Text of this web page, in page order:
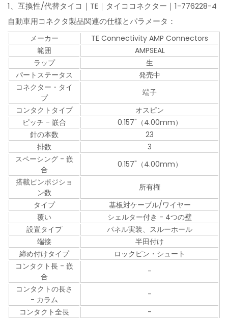
1、互換性/代替タイコ｜TE｜タイココネクター｜1-776228-4
自動車用コネクタ製品関連の仕様とパラメータ：
メーカー
TE Connectivity AMP Connectors
範囲
AMPSEAL
ラップ
生
パートステータス
発売中
コネクター・タイ
プ
端子
コンタクトタイプ
オスピン
ピッチ - 嵌合
0.157"（4.00mm）
針の本数
23
排数
3
スペーシング - 嵌
合
0.157"（4.00mm）
搭載ピンポジショ
ン数
所有権
タイプ
基板対ケーブル/ワイヤー
覆い
シェルター付き - 4つの壁
設置タイプ
パネル実装、スルーホール
端接
半田付け
締め付けタイプ
ロックピン・シュート
コンタクト長 - 嵌
合
-
コンタクトの長さ
- カラム
-
コンタクト全長
-